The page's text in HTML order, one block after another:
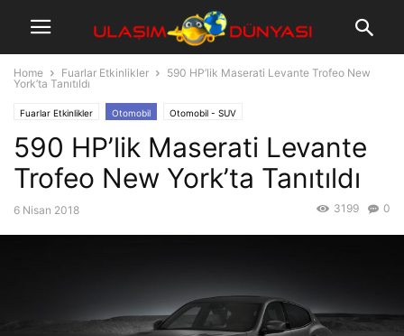
Home Fuarlar Etkinlikler
590 HP’lik Maserati Levante Trofeo New
York’ta Tanıtıldı
Fuarlar Etkinlikler Otomobil Otomobil - SUV
590 HP’lik Maserati Levante
Trofeo New York’ta Tanıtıldı
6 Nisan 2018 0
3199